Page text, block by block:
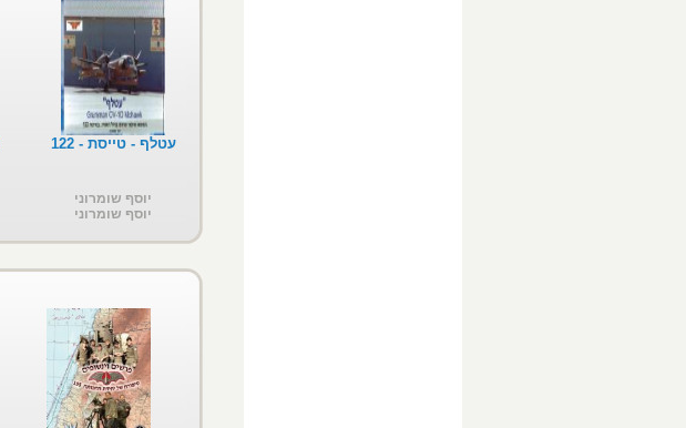
עטלף - טייסת - 122
יוסף שומרוני
יוסף שומרוני